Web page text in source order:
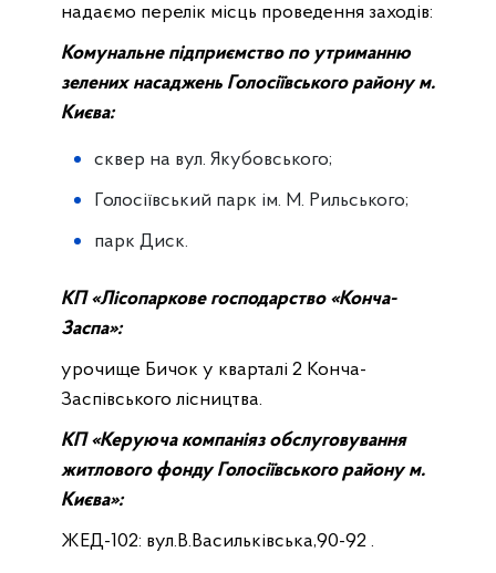
надаємо перелік місць проведення заходів:
Комунальне підприємство по утриманню
зелених насаджень Голосіївського району м.
Києва:
сквер на вул. Якубовського;
Голосіївський парк ім. М. Рильського;
парк Диск.
КП «Лісопаркове господарство «Конча-
Заспа»:
урочище Бичок у кварталі 2 Конча-
Заспівського лісництва.
КП «Керуюча компаніяз обслуговування
житлового фонду Голосіївського району м.
Києва»:
ЖЕД-102: вул.В.Васильківська,90-92 .